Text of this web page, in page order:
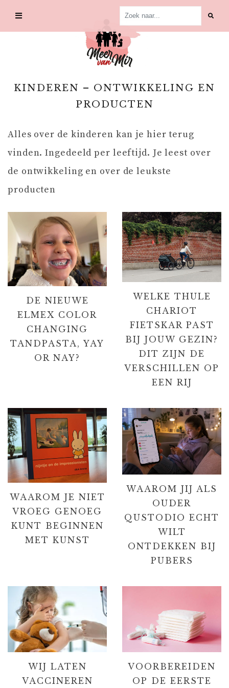
KINDEREN – ONTWIKKELING EN
PRODUCTEN
Alles over de kinderen kan je hier terug
vinden. Ingedeeld per leeftijd. Je leest over
de ontwikkeling en over de leukste
producten
DE NIEUWE
ELMEX COLOR
CHANGING
TANDPASTA, YAY
OR NAY?
WELKE THULE
CHARIOT
FIETSKAR PAST
BIJ JOUW GEZIN?
DIT ZIJN DE
VERSCHILLEN OP
EEN RIJ
WAAROM JE NIET
VROEG GENOEG
KUNT BEGINNEN
MET KUNST
WAAROM JIJ ALS
OUDER
QUSTODIO ECHT
WILT
ONTDEKKEN BIJ
PUBERS
WIJ LATEN
VACCINEREN
VOORBEREIDEN
OP DE EERSTE